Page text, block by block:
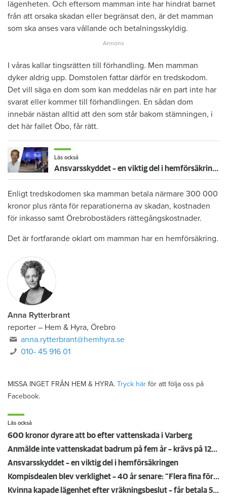
lägenheten. Och eftersom mamman inte har hindrat barnet
från att orsaka skadan eller begränsat den, är det mamman
som ska anses vara vållande och betalningsskyldig.
I våras kallar tingsrätten till förhandling. Men mamman
dyker aldrig upp. Domstolen fattar därför en tredskodom.
Det vill säga en dom som kan meddelas när en part inte har
svarat eller kommer till förhandlingen. En sådan dom
innebär nästan alltid att den som står bakom stämningen, i
det här fallet Öbo, får rätt.
Läs också
Ansvarsskyddet – en viktig del i hemförsäkringen
Enligt tredskodomen ska mamman betala närmare 300 000
kronor plus ränta för reparationerna av skadan, kostnaden
för inkasso samt Örebrobostäders rättegångskostnader.
Det är fortfarande oklart om mamman har en hemförsäkring.
Anna Rytterbrant
reporter – Hem & Hyra, Örebro
anna.rytterbrant@hemhyra.se
010- 45 916 01
MISSA INGET FRÅN HEM & HYRA. Tryck här för att följa oss på
Facebook.
Läs också
600 kronor dyrare att bo efter vattenskada i Varberg
Anmälde inte vattenskadat badrum på fem år – krävs på 125 000 kronor
Ansvarsskyddet – en viktig del i hemförsäkringen
Kompisdealen blev verklighet – 40 år senare: "Flera fina fördelar med att dela bostad"
Kvinna kapade lägenhet efter vräkningsbeslut – får betala 50 000